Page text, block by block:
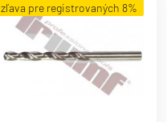
zľava pre registrovaných 8%